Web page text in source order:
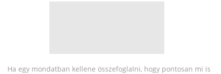
Ha egy mondatban kellene összefoglalni, hogy pontosan mi is